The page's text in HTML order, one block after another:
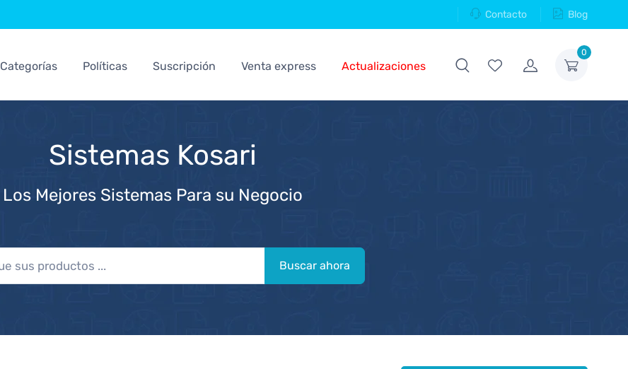
Contacto Blog
0
Categorías Políticas Suscripción Venta express Actualizaciones
Sistemas Kosari
Los Mejores Sistemas Para su Negocio
Buscar ahora